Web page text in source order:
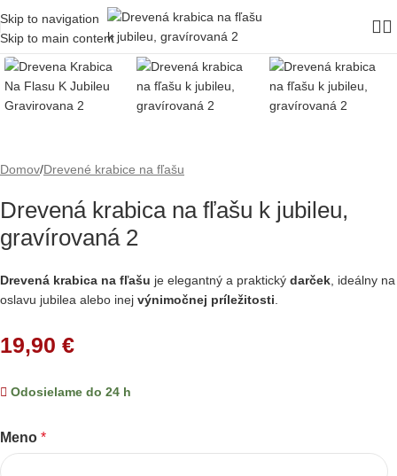
Skip to navigation
Skip to main content
Domov/Drevené krabice na fľašu
Drevená krabica na fľašu k jubileu,
gravírovaná 2
Drevená krabica na fľašu je elegantný a praktický darček, ideálny na
oslavu jubilea alebo inej výnimočnej príležitosti.
19,90 €
Odosielame do 24 h
Meno *